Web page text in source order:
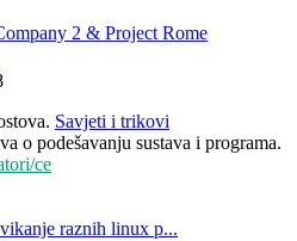
2 & Project Rome
Savjeti i trikovi
o podešavanju sustava i programa.
ce
raznih linux p...